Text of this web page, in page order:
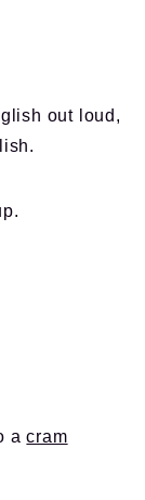
out loud,
acram